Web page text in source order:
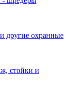
другие охранные
стойки и